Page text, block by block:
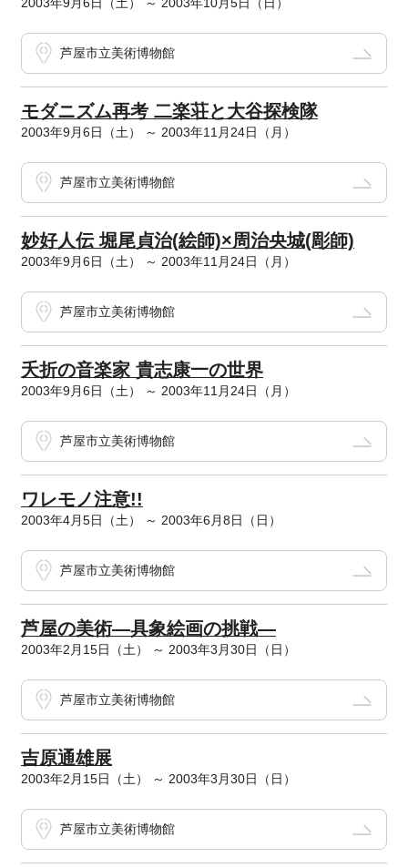
芦屋市立美術博物館
モダニズム再考 二楽荘と大谷探検隊
2003年9月6日（土） ～ 2003年11月24日（月）
芦屋市立美術博物館
妙好人伝 堀尾貞治(絵師)×周治央城(彫師)
2003年9月6日（土） ～ 2003年11月24日（月）
芦屋市立美術博物館
夭折の音楽家 貴志康一の世界
2003年9月6日（土） ～ 2003年11月24日（月）
芦屋市立美術博物館
ワレモノ注意!!
2003年4月5日（土） ～ 2003年6月8日（日）
芦屋市立美術博物館
芦屋の美術―具象絵画の挑戦―
2003年2月15日（土） ～ 2003年3月30日（日）
芦屋市立美術博物館
吉原通雄展
2003年2月15日（土） ～ 2003年3月30日（日）
芦屋市立美術博物館